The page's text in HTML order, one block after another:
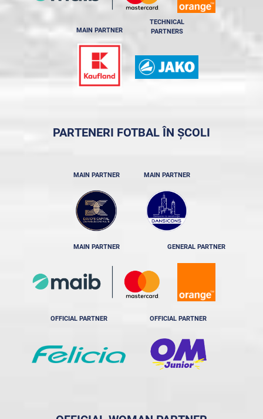
MAIN PARTNER
TECHNICAL
PARTNERS
PARTENERI FOTBAL ÎN ȘCOLI
MAIN PARTNER MAIN PARTNER
MAIN PARTNER GENERAL PARTNER
OFFICIAL PARTNER OFFICIAL PARTNER